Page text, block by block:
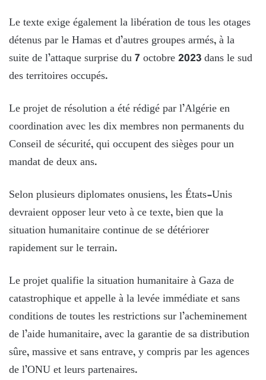
Le texte exige également la libération de tous les otages
détenus par le Hamas et d’autres groupes armés, à la
suite de l’attaque surprise du 7 octobre 2023 dans le sud
des territoires occupés.
Le projet de résolution a été rédigé par l’Algérie en
coordination avec les dix membres non permanents du
Conseil de sécurité, qui occupent des sièges pour un
mandat de deux ans.
Selon plusieurs diplomates onusiens, les États-Unis
devraient opposer leur veto à ce texte, bien que la
situation humanitaire continue de se détériorer
rapidement sur le terrain.
Le projet qualifie la situation humanitaire à Gaza de
catastrophique et appelle à la levée immédiate et sans
conditions de toutes les restrictions sur l’acheminement
de l’aide humanitaire, avec la garantie de sa distribution
sûre, massive et sans entrave, y compris par les agences
de l’ONU et leurs partenaires.